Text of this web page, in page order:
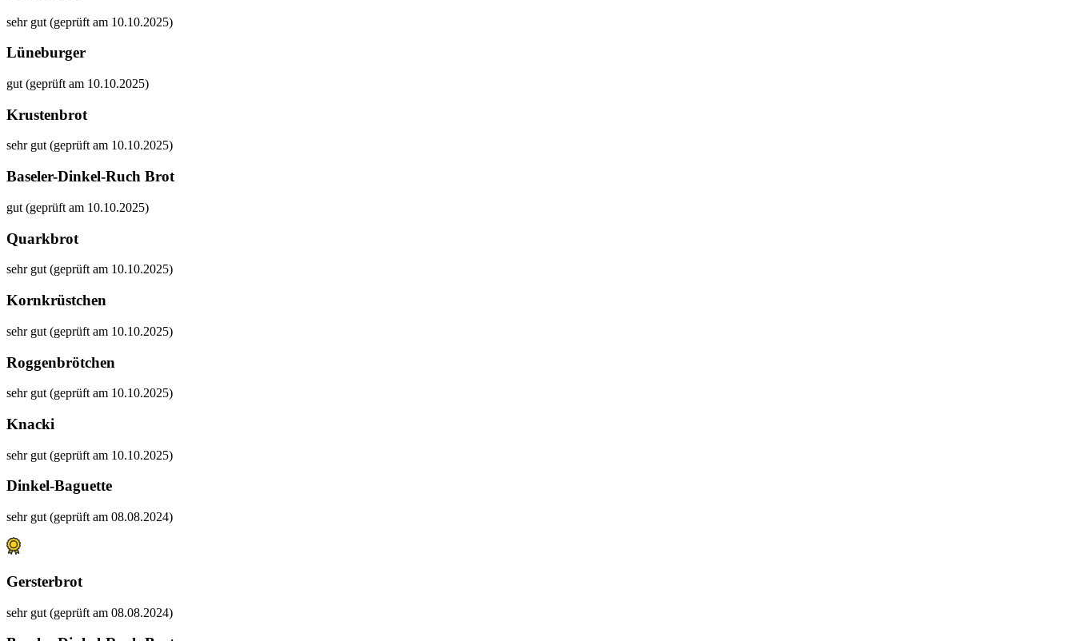
sehr gut (geprüft am 10.10.2025)
Lüneburger
gut (geprüft am 10.10.2025)
Krustenbrot
sehr gut (geprüft am 10.10.2025)
Baseler-Dinkel-Ruch Brot
gut (geprüft am 10.10.2025)
Quarkbrot
sehr gut (geprüft am 10.10.2025)
Kornkrüstchen
sehr gut (geprüft am 10.10.2025)
Roggenbrötchen
sehr gut (geprüft am 10.10.2025)
Knacki
sehr gut (geprüft am 10.10.2025)
Dinkel-Baguette
sehr gut (geprüft am 08.08.2024)
Gersterbrot
sehr gut (geprüft am 08.08.2024)